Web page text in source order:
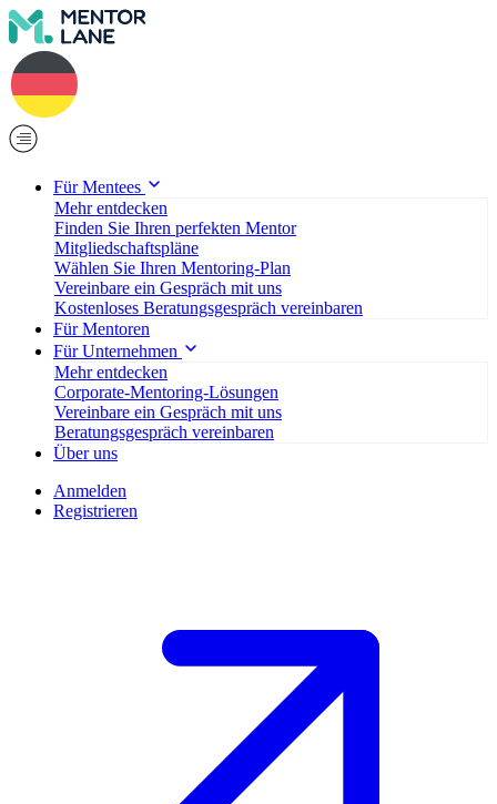
Für Mentees
Mehr entdecken
Finden Sie Ihren perfekten Mentor
Mitgliedschaftspläne
Wählen Sie Ihren Mentoring-Plan
Vereinbare ein Gespräch mit uns
Kostenloses Beratungsgespräch vereinbaren
Für Mentoren
Für Unternehmen
Mehr entdecken
Corporate-Mentoring-Lösungen
Vereinbare ein Gespräch mit uns
Beratungsgespräch vereinbaren
Über uns
Anmelden
Registrieren